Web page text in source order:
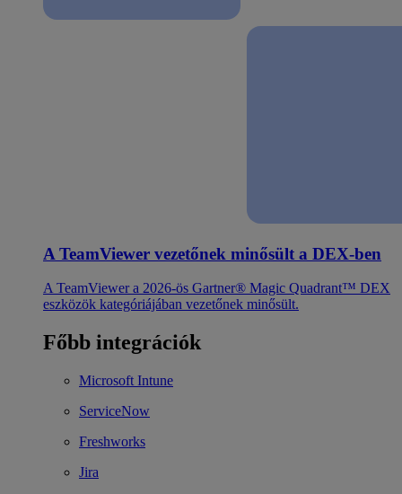
A TeamViewer vezetőnek minősült a DEX-ben
A TeamViewer a 2026-ös Gartner® Magic Quadrant™ DEX
eszközök kategóriájában vezetőnek minősült.
Főbb integrációk
Microsoft Intune
ServiceNow
Freshworks
Jira